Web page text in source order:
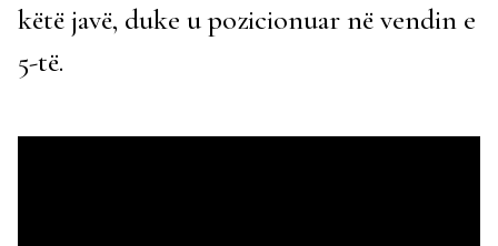
këtë javë, duke u pozicionuar në vendin e
5-të.